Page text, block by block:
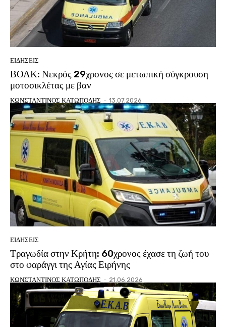
ΕΙΔΗΣΕΙΣ
ΒΟΑΚ: Νεκρός 29χρονος σε μετωπική σύγκρουση
μοτοσικλέτας με βαν
ΚΩΝΣΤΑΝΤΙΝΟΣ ΚΑΤΩΠΟΔΗΣ - 13.07.2026
ΕΙΔΗΣΕΙΣ
Τραγωδία στην Κρήτη: 60χρονος έχασε τη ζωή του
στο φαράγγι της Αγίας Ειρήνης
ΚΩΝΣΤΑΝΤΙΝΟΣ ΚΑΤΩΠΟΔΗΣ - 21.06.2026